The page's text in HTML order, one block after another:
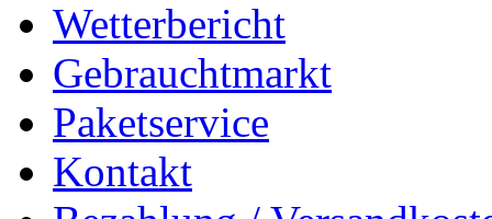
Wetterbericht
Gebrauchtmarkt
Paketservice
Kontakt